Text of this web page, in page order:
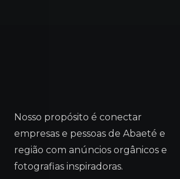
Nosso propósito é conectar
empresas e pessoas de Abaeté e
região com anúncios orgânicos e
fotografias inspiradoras.